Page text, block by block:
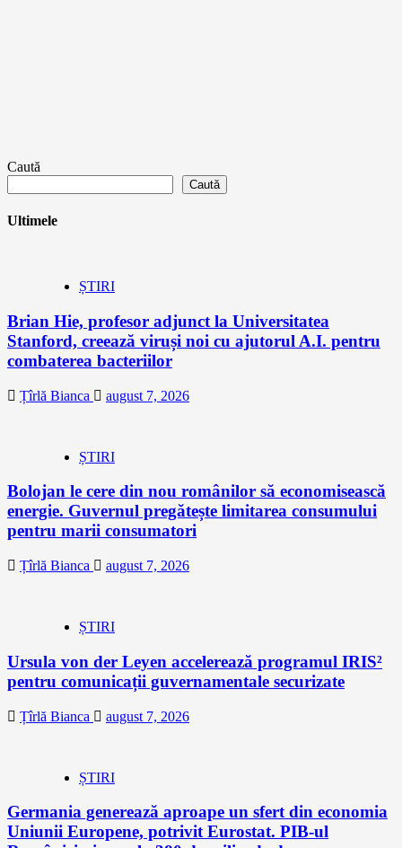
Caută
Caută
Ultimele
ȘTIRI
Brian Hie, profesor adjunct la Universitatea
Stanford, creează viruși noi cu ajutorul A.I. pentru
combaterea bacteriilor
Țîrlă Bianca august 7, 2026
ȘTIRI
Bolojan le cere din nou românilor să economisească
energie. Guvernul pregătește limitarea consumului
pentru marii consumatori
Țîrlă Bianca august 7, 2026
ȘTIRI
Ursula von der Leyen accelerează programul IRIS²
pentru comunicații guvernamentale securizate
Țîrlă Bianca august 7, 2026
ȘTIRI
Germania generează aproape un sfert din economia
Uniunii Europene, potrivit Eurostat. PIB-ul